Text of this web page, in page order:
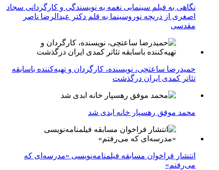
نگاهی به فیلم سینمایی نغمه به نویسندگی و کارگردانی سجاد
اصغری از دریچه نوروسینما به قلم دکتر عبدالرضا ناصر
مقدسی
حمیدرضا ساعتچی، نویسنده، کارگردان و تهیه‌کننده باسابقه
تئاتر کمدی ایران درگذشت
محمد موفق رهسپار خانه ابدی شد
انتشار فراخوان مسابقه فیلمنامه‌نویسی «مدرسه‌ای که
می‌رفتم»